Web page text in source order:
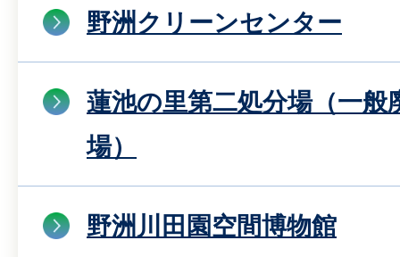
野洲クリーンセンター
蓮池の里第二処分場（一般
場）
野洲川田園空間博物館